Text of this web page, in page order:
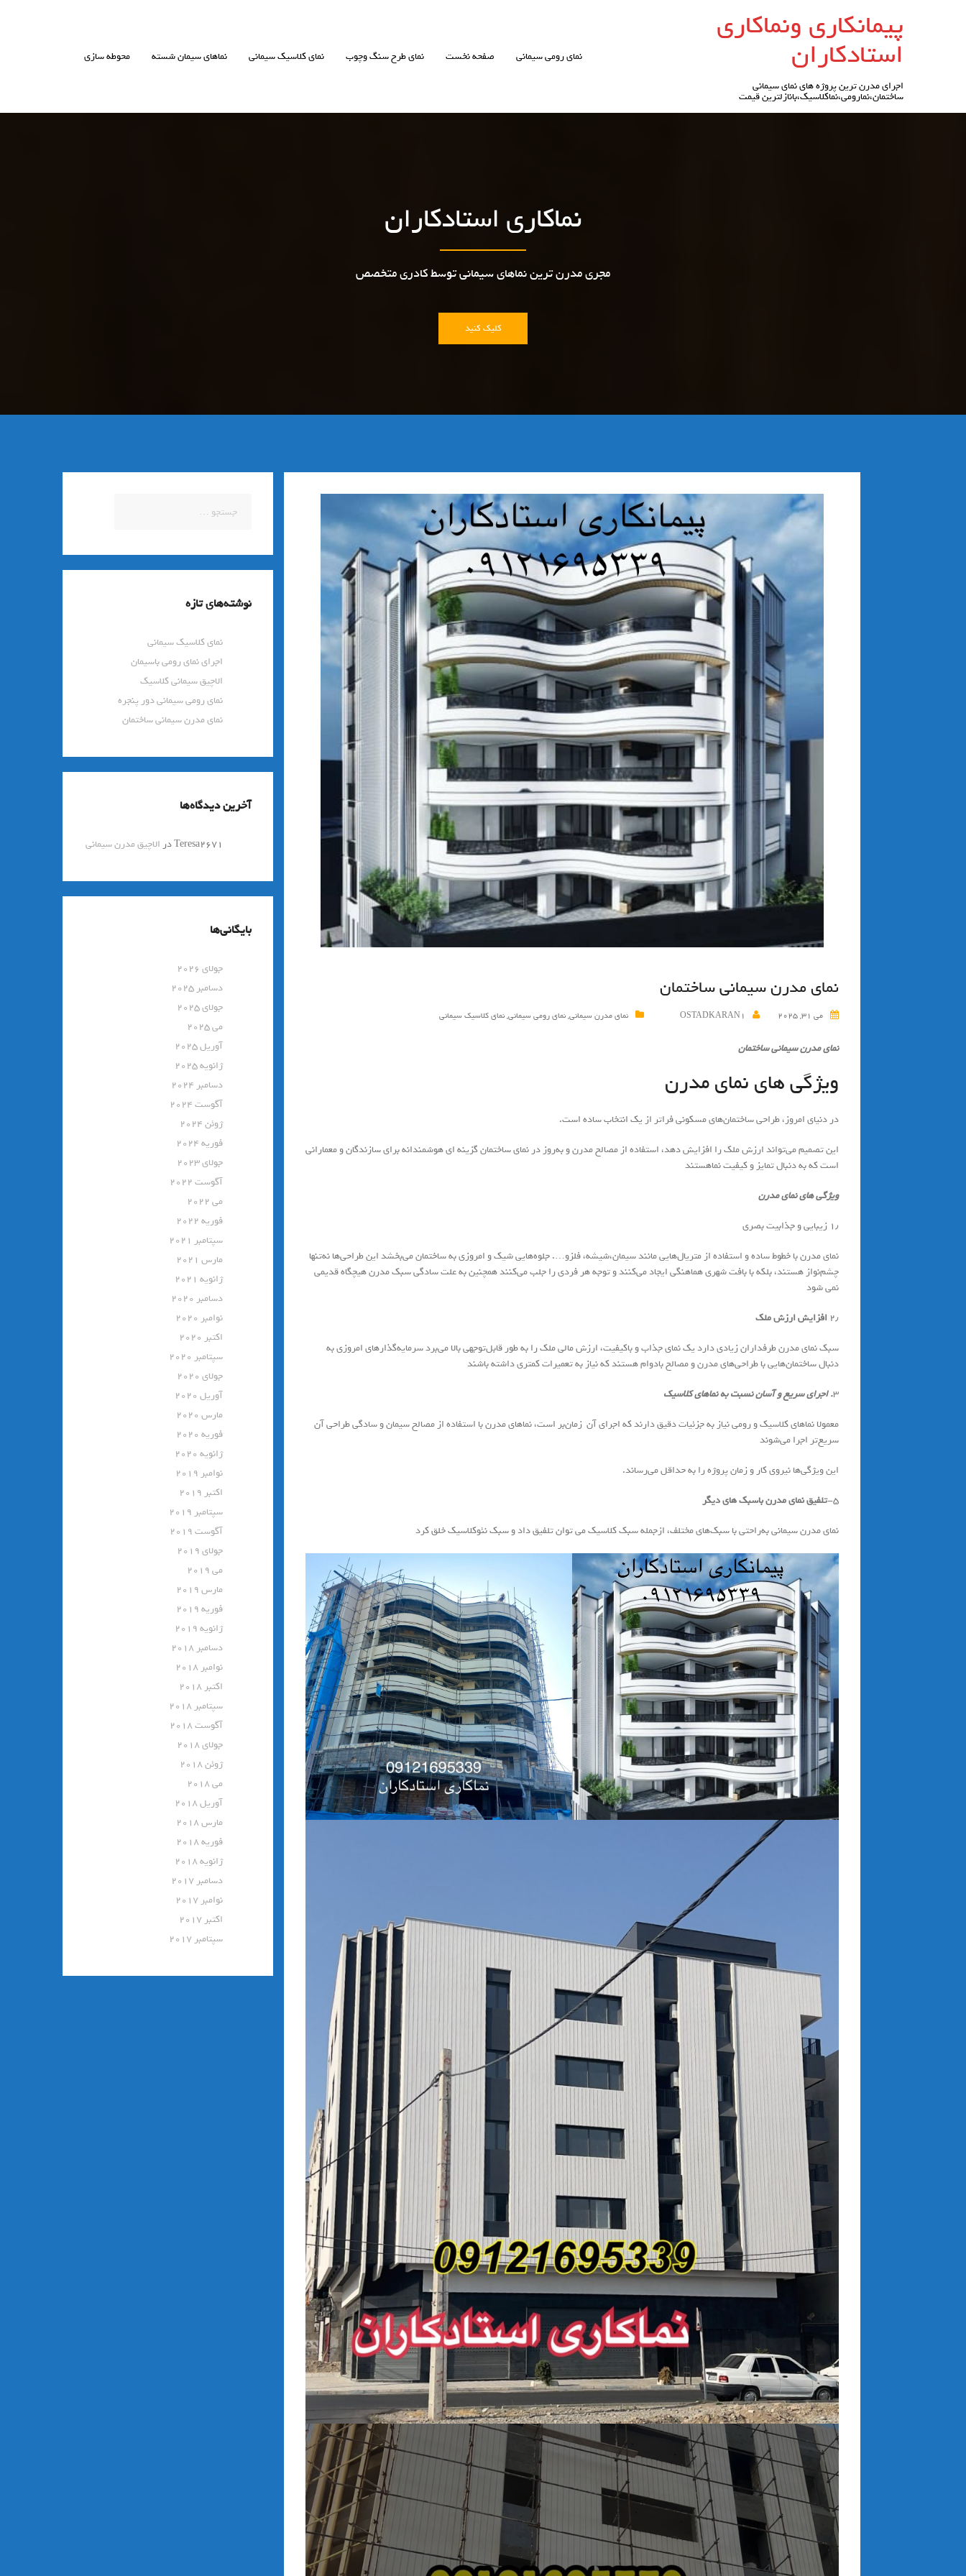
پیمانکاری ونماکاری
استادکاران
اجرای مدرن ترین پروژه های نمای سیمانی
ساختمان،نمارومی،نماکلاسیک،بانازلترین قیمت
نمای رومی سیمانی صفحه نخست نمای طرح سنگ وچوب نمای کلاسیک سیمانی نماهای سیمان شسته محوطه سازی
نماکاری استادکاران
مجری مدرن ترین نماهای سیمانی توسط کادری متخصص
کلیک کنید
نمای مدرن سیمانی ساختمان
می 31, 2025 OSTADKARAN1 نمای مدرن سیمانی,نمای رومی سیمانی,نمای کلاسیک سیمانی
نمای مدرن سیمانی ساختمان
ویژگی های نمای مدرن
در دنیای امروز، طراحی ساختمان‌های مسکونی فراتر از یک انتخاب ساده است.
این تصمیم می‌تواند ارزش ملک را افزایش دهد، استفاده از مصالح مدرن و به‌روز در نمای ساختمان گزینه‌ ای هوشمندانه برای سازندگان و معمارانی
است که به دنبال تمایز و کیفیت نماهستند
ویژگی های نمای مدرن
۱٫ زیبایی و جذابیت بصری
نمای مدرن با خطوط ساده و استفاده از متریال‌هایی مانند سیمان،شیشه، فلزو…. جلوه‌هایی شیک و امروزی به ساختمان می‌بخشد این طراحی‌ها نه‌تنها
چشم‌نواز هستند، بلکه با بافت شهری هماهنگی ایجاد می‌کنند و توجه هر فردی را جلب می‌کنند همچنین به علت سادگی سبک مدرن هیچگاه قدیمی
نمی شود
۲٫ افزایش ارزش ملک
سبک نمای مدرن طرفداران زیادی دارد یک نمای جذاب و باکیفیت، ارزش مالی ملک را به طور قابل‌توجهی بالا می‌برد سرمایه‌گذارهای امروزی به
دنبال ساختمان‌هایی با طراحی‌های مدرن و مصالح بادوام هستند که نیاز به تعمیرات کمتری داشته باشند
۳. اجرای سریع و آسان نسبت به نماهای کلاسیک
معمولا نماهای کلاسیک و رومی نیاز به جزئیات دقیق دارند که اجرای آن زمان‌بر است، نماهای مدرن با استفاده از مصالح سیمان و سادگی طراحی آن
سریع‌تر اجرا می‌شوند
این ویژگی‌ها نیروی کار و زمان پروژه را به حداقل می‌رساند.
۵- تلفیق نمای مدرن باسبک های دیگر
نمای مدرن سیمانی به‌راحتی با سبک‌های مختلف، ازجمله سبک کلاسیک می توان تلفیق داد و سبک نئوکلاسیک خلق کرد
برای:
نوشته‌های تازه
نمای کلاسیک سیمانی
اجرای نمای رومی باسیمان
الاچیق سیمانی کلاسیک
نمای رومی سیمانی دور پنجره
نمای مدرن سیمانی ساختمان
آخرین دیدگاه‌ها
Teresa2671در الاچیق مدرن سیمانی
بایگانی‌ها
جولای 2026
دسامبر 2025
جولای 2025
می 2025
آوریل 2025
ژانویه 2025
دسامبر 2024
آگوست 2024
ژوئن 2024
فوریه 2024
جولای 2023
آگوست 2022
می 2022
فوریه 2022
سپتامبر 2021
مارس 2021
ژانویه 2021
دسامبر 2020
نوامبر 2020
اکتبر 2020
سپتامبر 2020
جولای 2020
آوریل 2020
مارس 2020
فوریه 2020
ژانویه 2020
نوامبر 2019
اکتبر 2019
سپتامبر 2019
آگوست 2019
جولای 2019
می 2019
مارس 2019
فوریه 2019
ژانویه 2019
دسامبر 2018
نوامبر 2018
اکتبر 2018
سپتامبر 2018
آگوست 2018
جولای 2018
ژوئن 2018
می 2018
آوریل 2018
مارس 2018
فوریه 2018
ژانویه 2018
دسامبر 2017
نوامبر 2017
اکتبر 2017
سپتامبر 2017